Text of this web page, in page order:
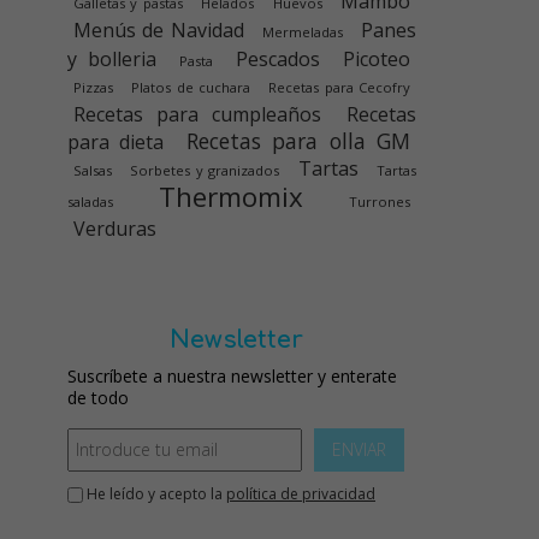
Menús de Navidad
Mermeladas
Panes
y bolleria
Pasta Pescados Picoteo
Pizzas Platos de cuchara Recetas para Cecofry
Recetas para cumpleaños
Recetas
para dieta
Recetas para olla GM
Salsas Sorbetes y granizados Tartas
Tartas
saladas
Thermomix Turrones
Verduras
Newsletter
Suscríbete a nuestra newsletter y enterate
de todo
ENVIAR
He leído y acepto la política de privacidad